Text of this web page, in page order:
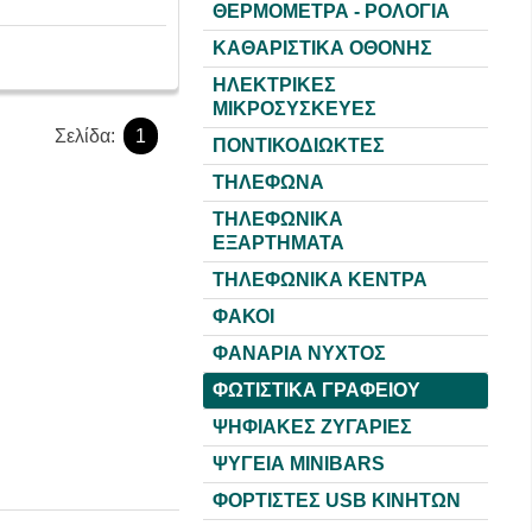
Σελίδα: 1
ΘΕΡΜΟΜΕΤΡΑ - ΡΟΛΟΓΙΑ
ΚΑΘΑΡΙΣΤΙΚΑ ΟΘΟΝΗΣ
ΗΛΕΚΤΡΙΚΕΣ
ΜΙΚΡΟΣΥΣΚΕΥΕΣ
ΠΟΝΤΙΚΟΔΙΩΚΤΕΣ
ΤΗΛΕΦΩΝΑ
ΤΗΛΕΦΩΝΙΚΑ
ΕΞΑΡΤΗΜΑΤΑ
ΤΗΛΕΦΩΝΙΚΑ ΚΕΝΤΡΑ
ΦΑΚΟΙ
ΦΑΝΑΡΙΑ ΝΥΧΤΟΣ
ΦΩΤΙΣΤΙΚΑ ΓΡΑΦΕΙΟΥ
ΨΗΦΙΑΚΕΣ ΖΥΓΑΡΙΕΣ
ΨΥΓΕΙΑ MINIBARS
ΦΟΡΤΙΣΤΕΣ USB KINHTΩΝ